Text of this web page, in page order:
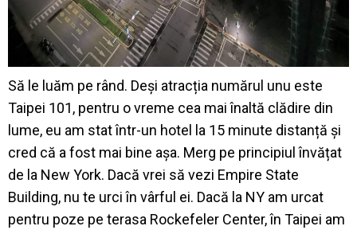
Să le luăm pe rând. Deși atracția numărul unu este
Taipei 101, pentru o vreme cea mai înaltă clădire din
lume, eu am stat într-un hotel la 15 minute distanță și
cred că a fost mai bine așa. Merg pe principiul învățat
de la New York. Dacă vrei să vezi Empire State
Building, nu te urci în vârful ei. Dacă la NY am urcat
pentru poze pe terasa Rockefeler Center, în Taipei am